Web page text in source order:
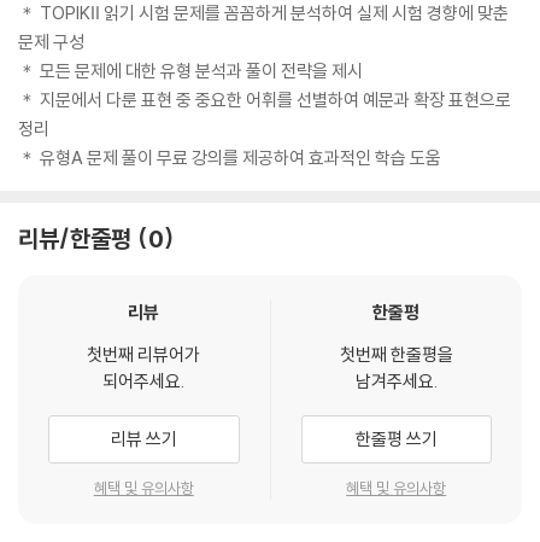
＊ TOPIKⅡ 읽기 시험 문제를 꼼꼼하게 분석하여 실제 시험 경향에 맞춘
문제 구성
＊ 모든 문제에 대한 유형 분석과 풀이 전략을 제시
＊ 지문에서 다룬 표현 중 중요한 어휘를 선별하여 예문과 확장 표현으로
정리
＊ 유형A 문제 풀이 무료 강의를 제공하여 효과적인 학습 도움
리뷰/한줄평 0
리뷰
첫번째 리뷰어가
되어주세요.
리뷰 쓰기
혜택 및 유의사항
한줄평
첫번째 한줄평을
남겨주세요.
한줄평 쓰기
혜택 및 유의사항